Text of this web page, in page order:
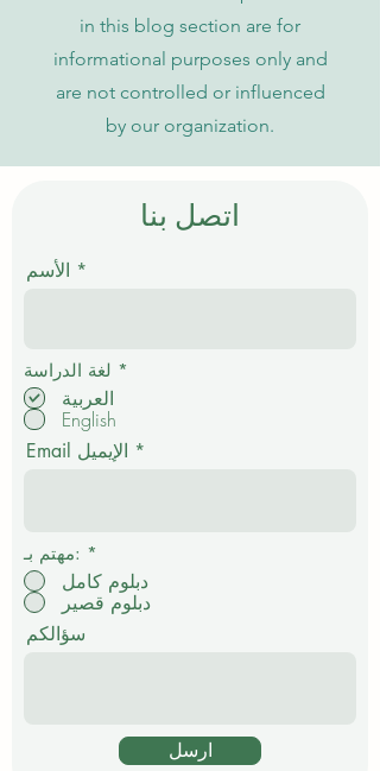
in this blog section are for
informational purposes only and
are not controlled or influenced
by our organization.
اتصل بنا
الأسم
لغة الدراسة *
م
ي
العربية
English
Email الإيميل
مهتم بـ: *
دبلوم كامل
دبلوم قصير
سؤالكم
ارسل